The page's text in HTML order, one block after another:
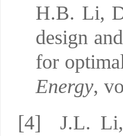
H.B. Li,
design
for
Energy,
[4]
J.L.